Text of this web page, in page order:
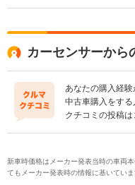
カーセンサーから
あなたの購入経験
中古車購入をする
クチコミの投稿は
新車時価格はメーカー発表当時の車両
てもメーカー発表時の情報に基いていま